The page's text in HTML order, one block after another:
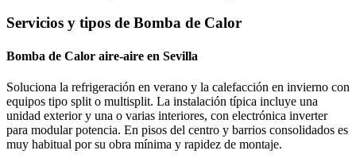
Servicios y tipos de Bomba de Calor
Bomba de Calor aire-aire en Sevilla
Soluciona la refrigeración en verano y la calefacción en invierno con
equipos tipo split o multisplit. La instalación típica incluye una
unidad exterior y una o varias interiores, con electrónica inverter
para modular potencia. En pisos del centro y barrios consolidados es
muy habitual por su obra mínima y rapidez de montaje.